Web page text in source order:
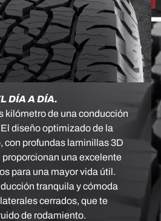
DÍA A DÍA.
kilómetro de una conducción
diseño optimizado de la
con profundas laminillas 3D
una excelente
para una mayor vida útil.
tranquila y cómoda
cerrados, que te
de rodamiento.